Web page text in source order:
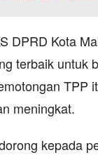
DPRD Kota
terbaik untuk
TPP
meningkat.
kepada